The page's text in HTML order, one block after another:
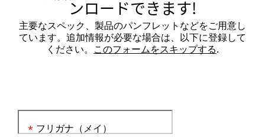
ンロードできます!
主要なスペック、製品のパンフレットなどをご用意し
ています。追加情報が必要な場合は、以下に登録して
ください。 このフォームをスキップする.
フリガナ（メイ）
*